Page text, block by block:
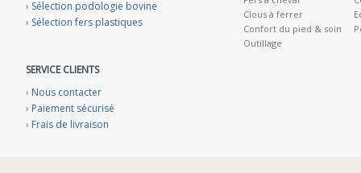
› Sélection podologie bovine
› Sélection fers plastiques
SERVICE CLIENTS
› Nous contacter
› Paiement sécurisé
› Frais de livraison
Clous à ferrer
Confort du pied & soin
Outillage